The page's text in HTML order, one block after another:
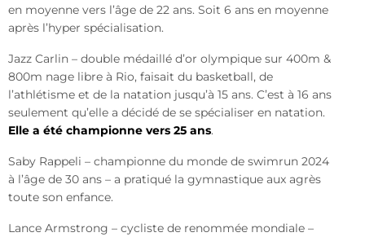
en moyenne vers l’âge de 22 ans. Soit 6 ans en moyenne
après l’hyper spécialisation.
Jazz Carlin – double médaillé d’or olympique sur 400m &
800m nage libre à Rio, faisait du basketball, de
l’athlétisme et de la natation jusqu’à 15 ans. C’est à 16 ans
seulement qu’elle a décidé de se spécialiser en natation.
Elle a été championne vers 25 ans.
Saby Rappeli – championne du monde de swimrun 2024
à l’âge de 30 ans – a pratiqué la gymnastique aux agrès
toute son enfance.
Lance Armstrong – cycliste de renommée mondiale –